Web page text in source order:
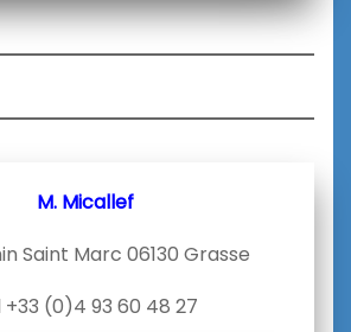
M. Micallef
Saint Marc 06130 Grasse
+33 (0)4 93 60 48 27